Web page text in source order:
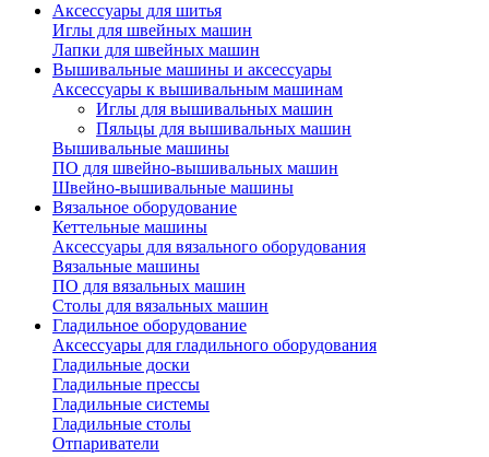
Аксессуары для шитья
Иглы для швейных машин
Лапки для швейных машин
Вышивальные машины и аксессуары
Аксессуары к вышивальным машинам
Иглы для вышивальных машин
Пяльцы для вышивальных машин
Вышивальные машины
ПО для швейно-вышивальных машин
Швейно-вышивальные машины
Вязальное оборудование
Кеттельные машины
Аксессуары для вязального оборудования
Вязальные машины
ПО для вязальных машин
Столы для вязальных машин
Гладильное оборудование
Аксессуары для гладильного оборудования
Гладильные доски
Гладильные прессы
Гладильные системы
Гладильные столы
Отпариватели